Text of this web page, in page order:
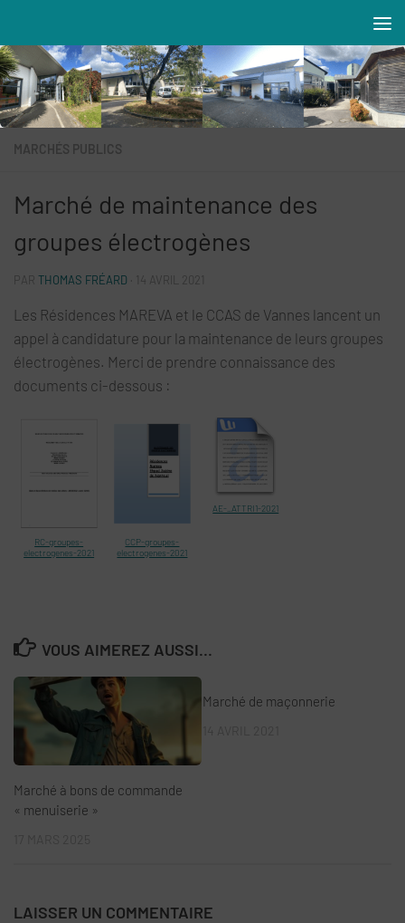
Résidences MAREVA
MARCHÉS PUBLICS
Marché de maintenance des
groupes électrogènes
THOMAS FRÉARD 14 AVRIL 2021
Les Résidences MAREVA et le CCAS de Vannes lancent un
appel à candidature pour la maintenance de leurs groupes
électrogènes. Merci de prendre connaissance des
documents ci-dessous :
RC-groupes-
electrogenes-2021
CCP-groupes-
electrogenes-2021
AE-_ATTRI1-2021
VOUS AIMEREZ AUSSI...
Marché à bons de commande
« menuiserie »
Marché de maçonnerie
LAISSER UN COMMENTAIRE